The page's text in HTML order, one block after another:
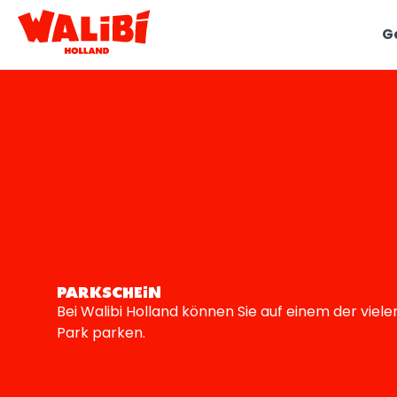
PARKSCHEIN
Bei Walibi Holland können Sie auf einem der
Park parken.